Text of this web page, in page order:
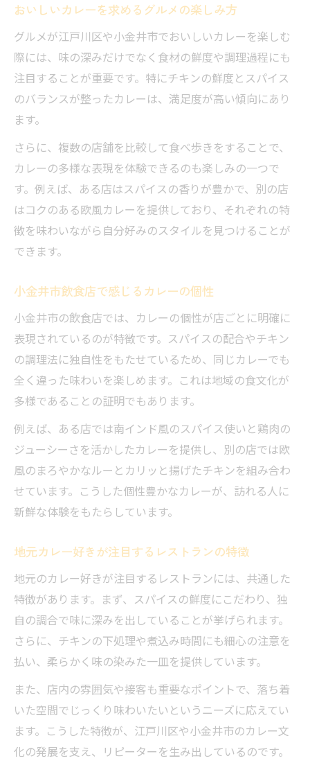
おいしいカレーを求めるグルメの楽しみ方
グルメが江戸川区や小金井市でおいしいカレーを楽しむ
際には、味の深みだけでなく食材の鮮度や調理過程にも
注目することが重要です。特にチキンの鮮度とスパイス
のバランスが整ったカレーは、満足度が高い傾向にあり
ます。
さらに、複数の店舗を比較して食べ歩きをすることで、
カレーの多様な表現を体験できるのも楽しみの一つで
す。例えば、ある店はスパイスの香りが豊かで、別の店
はコクのある欧風カレーを提供しており、それぞれの特
徴を味わいながら自分好みのスタイルを見つけることが
できます。
小金井市飲食店で感じるカレーの個性
小金井市の飲食店では、カレーの個性が店ごとに明確に
表現されているのが特徴です。スパイスの配合やチキン
の調理法に独自性をもたせているため、同じカレーでも
全く違った味わいを楽しめます。これは地域の食文化が
多様であることの証明でもあります。
例えば、ある店では南インド風のスパイス使いと鶏肉の
ジューシーさを活かしたカレーを提供し、別の店では欧
風のまろやかなルーとカリッと揚げたチキンを組み合わ
せています。こうした個性豊かなカレーが、訪れる人に
新鮮な体験をもたらしています。
地元カレー好きが注目するレストランの特徴
地元のカレー好きが注目するレストランには、共通した
特徴があります。まず、スパイスの鮮度にこだわり、独
自の調合で味に深みを出していることが挙げられます。
さらに、チキンの下処理や煮込み時間にも細心の注意を
払い、柔らかく味の染みた一皿を提供しています。
また、店内の雰囲気や接客も重要なポイントで、落ち着
いた空間でじっくり味わいたいというニーズに応えてい
ます。こうした特徴が、江戸川区や小金井市のカレー文
化の発展を支え、リピーターを生み出しているのです。